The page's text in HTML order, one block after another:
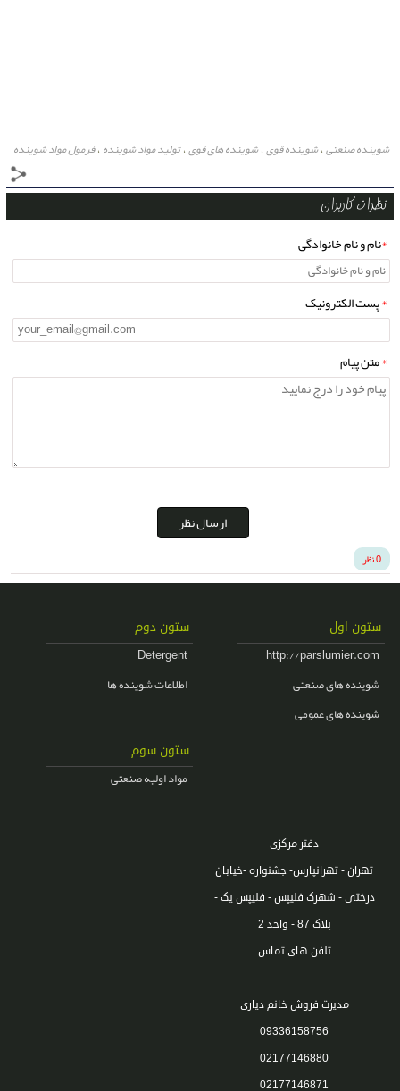
شوینده صنعتی،شوینده قوی،شوینده های قوی،تولید مواد شوینده ،فرمول مواد شوینده
نظرات کاربران
*نام و نام خانوادگی
*پست الکترونیک
*متن پیام
ارسال نظر
0 نظر
ستون اول
http://parslumier.com
شوینده های صنعتی
شوینده های عمومی
ستون دوم
Detergent
اطلاعات شوینده ها
ستون سوم
مواد اولیه صنعتی
دفتر مرکزی
تهران - تهرانپارس- جشنواره -خیابان
درختی - شهرک فلیپس - فلیپس یک -
پلاک 87 - واحد 2
تلفن های تماس
مدیرت فروش خانم دیاری
09336158756
02177146880
02177146871